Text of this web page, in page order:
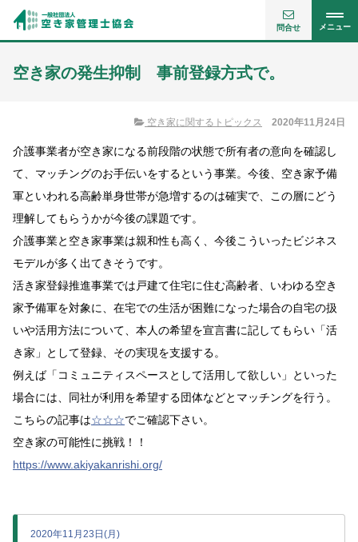
メニュー
問合せ
空き家の発生抑制 事前登録方式で。
空き家に関するトピックス 2020年11月24日
介護事業者が空き家になる前段階の状態で所有者の意向を確認し
て、マッチングのお手伝いをするという事業。今後、空き家予備
軍といわれる高齢単身世帯が急増するのは確実で、この層にどう
理解してもらうかが今後の課題です。
介護事業と空き家事業は親和性も高く、今後こういったビジネス
モデルが多く出てきそうです。
活き家登録推進事業では戸建て住宅に住む高齢者、いわゆる空き
家予備軍を対象に、在宅での生活が困難になった場合の自宅の扱
いや活用方法について、本人の希望を宣言書に記してもらい「活
き家」として登録、その実現を支援する。
例えば「コミュニティスペースとして活用して欲しい」といった
場合には、同社が利用を希望する団体などとマッチングを行う。
こちらの記事は☆☆☆でご確認下さい。
空き家の可能性に挑戦！！
https://www.akiyakanrishi.org/
2020年11月23日(月)